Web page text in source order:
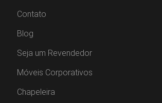
Contato
Blog
Seja um Revendedor
Móveis Corporativos
Chapeleira